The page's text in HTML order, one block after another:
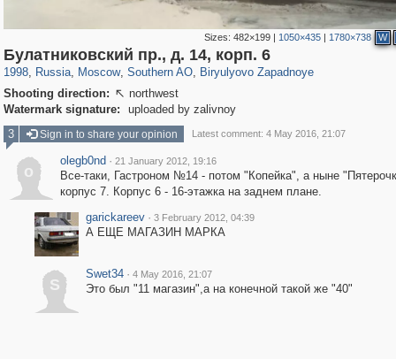
Sizes:482×199 | 1050×435 | 1780×738 W
Булатниковский пр., д. 14, корп. 6
1998, Russia
1,406,255 29,243
, Moscow
319,780 8,286
, Southern AO
21,637 390
, Biryulyovo Zapadnoye
382
Shooting direction:  northwest
Watermark signature:
uploaded by zalivnoy
3
Sign in to share your opinion Latest comment: 4 May 2016, 21:07
o
olegb0nd · 21 January 2012, 19:16
Все-таки, Гастроном №14 - потом "Копейка", а ныне
корпус 7. Корпус 6 - 16-этажка на заднем плане.
garickareev · 3 February 2012, 04:39
А ЕЩЕ МАГАЗИН МАРКА
S
Swet34 · 4 May 2016, 21:07
Это был "11 магазин",а на конечной такой же "40"